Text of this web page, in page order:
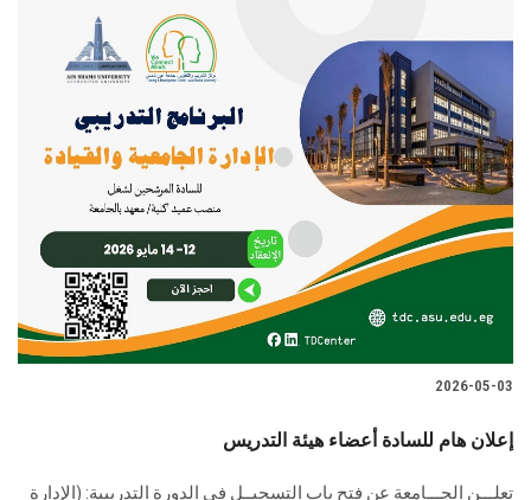
2026-05-03
إعلان هام للسادة أعضاء هيئة التدريس
تعلـــن الجـــامعة عن فتح باب التسجيــل في الدورة التدريبية: (الإدارة